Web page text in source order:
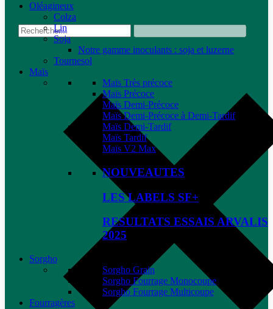
Oléagineux
Colza
Lin
Soja
Notre gamme inoculants : soja et luzerne
Tournesol
Maïs
Maïs Très précoce
Maïs Précoce
Maïs Demi-Précoce
Maïs Demi-Précoce à Demi-Tardif
Maïs Demi-Tardif
Maïs Tardif
Maïs V2 Max
NOUVEAUTES
LES LABELS SF+
RESULTATS ESSAIS ARVALIS
2025
Sorgho
Sorgho Grain
Sorgho Fourrage Monocoupe
Sorgho Fourrage Multicoupe
Fourragères